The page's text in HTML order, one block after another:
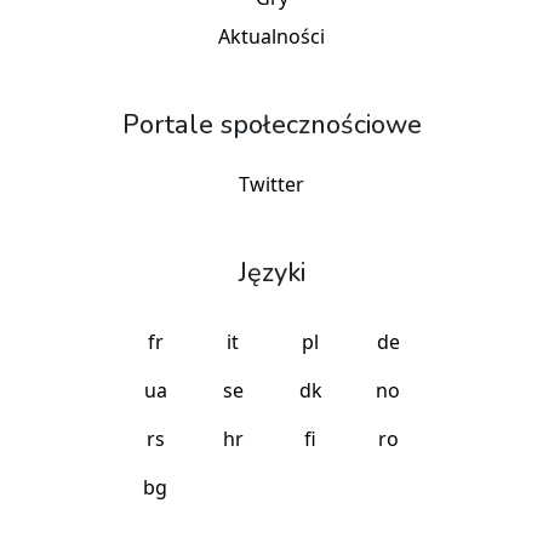
Aktualności
Portale społecznościowe
Twitter
Języki
fr it pl
de
ua
se dk
no
rs
hr fi
ro
bg